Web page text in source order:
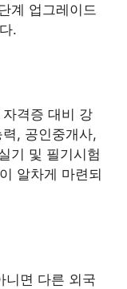
계 업그레이드
.
격증 대비 강
, 공인중개사,
기 및 필기시험
알차게 마련되
니면 다른 외국